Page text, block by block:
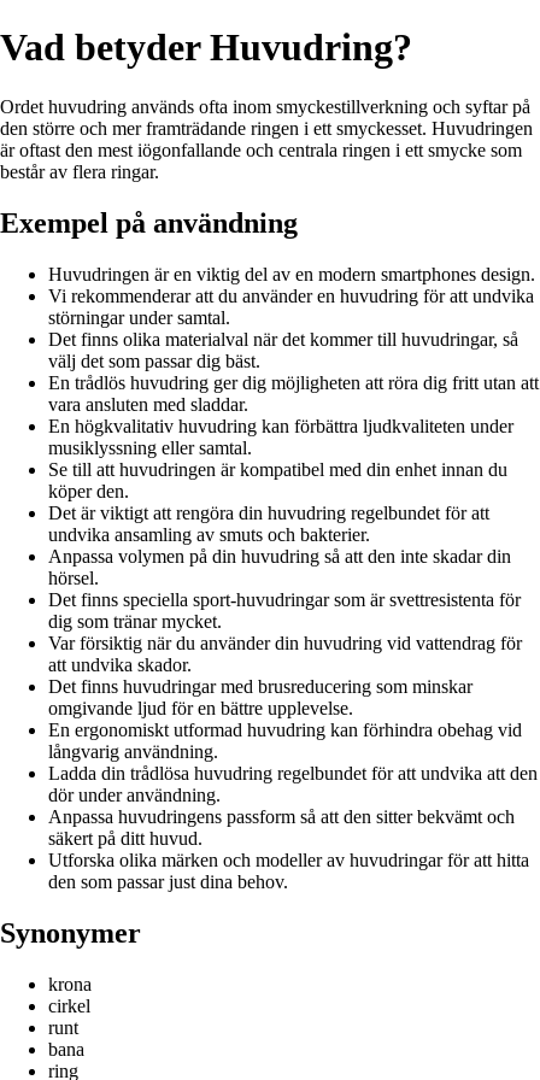
Vad betyder Huvudring?
Ordet huvudring används ofta inom smyckestillverkning och syftar på
den större och mer framträdande ringen i ett smyckesset. Huvudringen
är oftast den mest iögonfallande och centrala ringen i ett smycke som
består av flera ringar.
Exempel på användning
Huvudringen är en viktig del av en modern smartphones design.
Vi rekommenderar att du använder en huvudring för att undvika
störningar under samtal.
Det finns olika materialval när det kommer till huvudringar, så
välj det som passar dig bäst.
En trådlös huvudring ger dig möjligheten att röra dig fritt utan att
vara ansluten med sladdar.
En högkvalitativ huvudring kan förbättra ljudkvaliteten under
musiklyssning eller samtal.
Se till att huvudringen är kompatibel med din enhet innan du
köper den.
Det är viktigt att rengöra din huvudring regelbundet för att
undvika ansamling av smuts och bakterier.
Anpassa volymen på din huvudring så att den inte skadar din
hörsel.
Det finns speciella sport-huvudringar som är svettresistenta för
dig som tränar mycket.
Var försiktig när du använder din huvudring vid vattendrag för
att undvika skador.
Det finns huvudringar med brusreducering som minskar
omgivande ljud för en bättre upplevelse.
En ergonomiskt utformad huvudring kan förhindra obehag vid
långvarig användning.
Ladda din trådlösa huvudring regelbundet för att undvika att den
dör under användning.
Anpassa huvudringens passform så att den sitter bekvämt och
säkert på ditt huvud.
Utforska olika märken och modeller av huvudringar för att hitta
den som passar just dina behov.
Synonymer
krona
cirkel
runt
bana
ring